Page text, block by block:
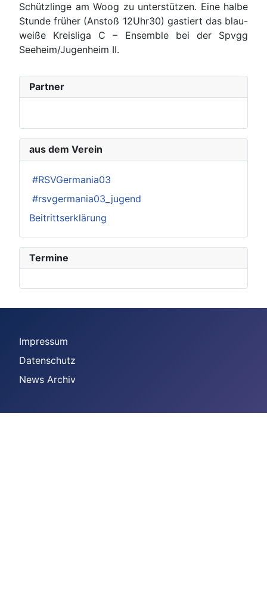
Schützlinge am Woog zu unterstützen. Eine halbe
Stunde früher (Anstoß 12Uhr30) gastiert das blau-
weiße Kreisliga C – Ensemble bei der Spvgg
Seeheim/Jugenheim II.
Partner
aus dem Verein
#RSVGermania03
#rsvgermania03_jugend
Beitrittserklärung
Termine
Impressum
Datenschutz
News Archiv